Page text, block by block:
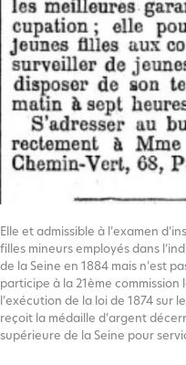
Elle et admissible à l’examen
filles mineurs employés dans
de la Seine en 1884 mais n’est
participe à la 21ème
l’exécution de la loi de 1874 sur
reçoit la médaille d’argent
supérieure de la Seine pour